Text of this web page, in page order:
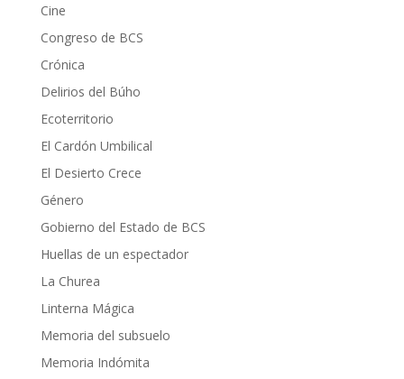
Cine
Congreso de BCS
Crónica
Delirios del Búho
Ecoterritorio
El Cardón Umbilical
El Desierto Crece
Género
Gobierno del Estado de BCS
Huellas de un espectador
La Churea
Linterna Mágica
Memoria del subsuelo
Memoria Indómita